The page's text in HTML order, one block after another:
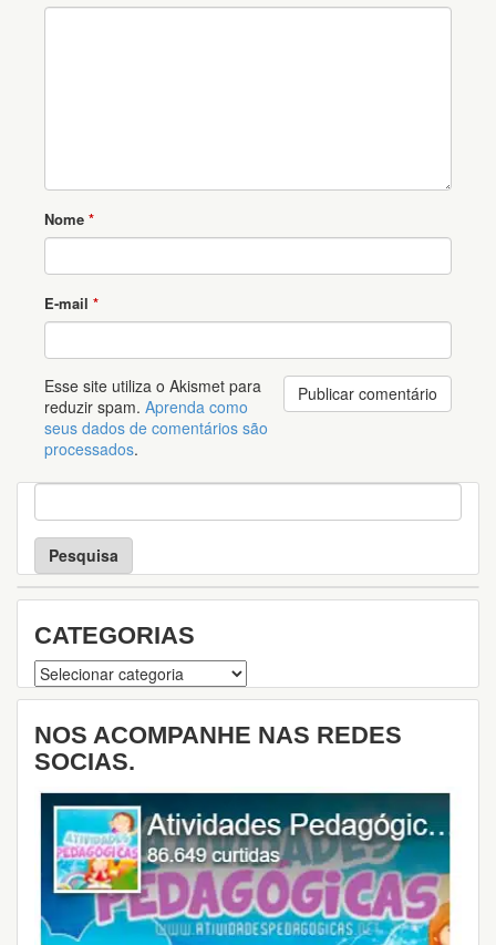
Nome *
E-mail *
Esse site utiliza o Akismet para
reduzir spam. Aprenda como
seus dados de comentários são
processados.
P
e
s
u
i
a
CATEGORIAS
Categorias
NOS ACOMPANHE NAS REDES
SOCIAS.